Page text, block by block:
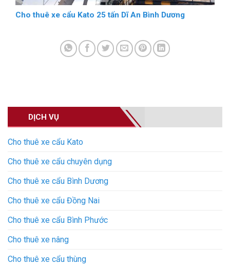
DỊCH VỤ
Cho thuê xe cẩu Kato
Cho thuê xe cẩu chuyên dụng
Cho thuê xe cẩu Bình Dương
Cho thuê xe cẩu Đồng Nai
Cho thuê xe cẩu Bình Phước
Cho thuê xe nâng
Cho thuê xe cẩu thùng
Cho thuê xe cẩu Kato 25 tấn Dĩ An Bình Dương